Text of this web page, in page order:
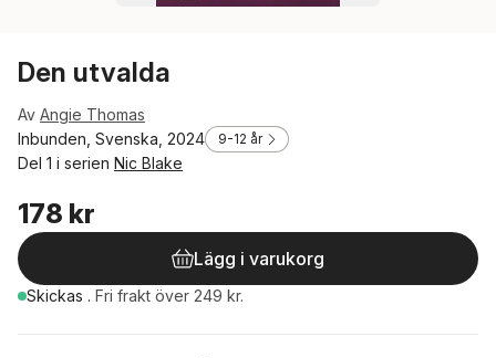
Den utvalda
Av Angie Thomas
Inbunden, Svenska, 2024
9-12 år
Del 1 i serien Nic Blake
178 kr
Lägg i varukorg
Skickas . Fri frakt över 249 kr.